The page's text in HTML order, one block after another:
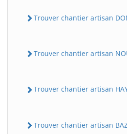
Trouver chantier artisan
Trouver chantier artisan
Trouver chantier artisan
Trouver chantier artisan